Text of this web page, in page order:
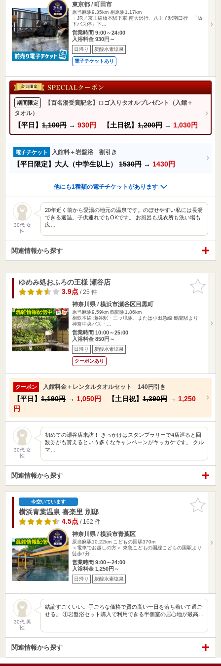
東京都 / 町田市
原当麻駅9.35km 相原駅1.17km
・JR／京王線橋本駅下車 南大沢行、八王子駅南口行 「坂
下バス停」下…
営業時間 9:00～24:00
入浴料金 930円～
日帰り 炭酸水素塩泉
電子チケットあり
期間限定
【百名湯受賞記念】ロゴ入りタオルプレゼント（入館＋
タオル）
【平日】 1,100円 → 930円 【土日祝】 1,200円 → 1,030円
電子チケット 入館料＋岩盤浴 割引き
【平日限定】大人（中学生以上） 1530円 → 1430円
他にも1種類の電子チケットがあります
30代 女
性
20年近く前から愛湯の地元の温泉です。のぼせやすい私には長湯
できる適温。子供連れでもOKです。 お風呂も脱衣所も洗い場も
広…
関連情報から探す
お気に入
りに追加
ゆめみ処おふろの王様 瀬谷店
3.9点/ 25 件
神奈川県 / 横浜市瀬谷区目黒町
原当麻駅9.59km 鶴間駅1.86km
相鉄本線 瀬谷駅・三ッ境駅、または小田急線 鶴間駅より
神奈中央バス・…
営業時間 10:00～25:00
入浴料金 850円～
日帰り 炭酸水素塩泉
クーポンあり
クーポン 入館料金＋レンタルタオルセット 140円引き
【平日】 1,190円 → 1,050円 【土日祝】 1,390円 → 1,250
円
30代 女
性
初めての瀬谷店来訪！ きっかけはスタンプラリーで4店巡ると回
数券がも貰えるという多くなキャンペーンがキッカケです。 クル
マ…
関連情報から探す
お気に入
りに追加
今空いています
横浜青葉温泉 喜楽里 別邸
4.5点/ 162 件
神奈川県 / 横浜市青葉区
原当麻駅10.22km こどもの国駅370m
＜電車でお越しの方＞ 東急こどもの国線こどもの国駅より
徒歩7分 …
営業時間 9:00～24:00
入浴料金 1,250円～
日帰り 炭酸水素塩泉
30代 男
性
結論すごくいい。手ごろな価格で質の高い一日を落ち着いて過ご
せる。 ①岩盤浴セット購入で利用できる半個室の居心地が最高…
関連情報から探す